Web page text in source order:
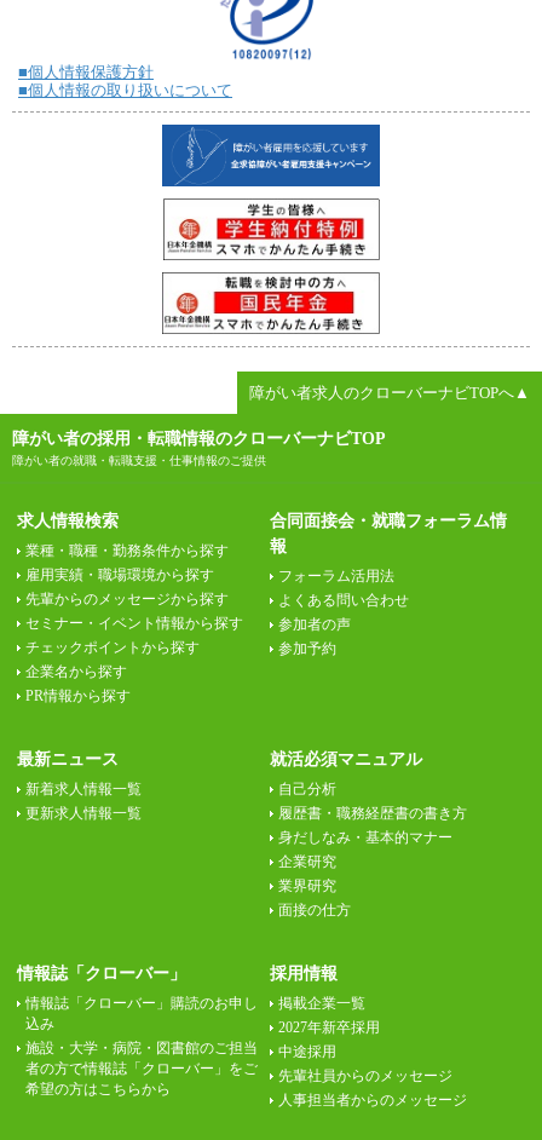
■個人情報保護方針
■個人情報の取り扱いについて
障がい者求人のクローバーナビTOPへ▲
障がい者の採用・転職情報のクローバーナビTOP
障がい者の就職・転職支援・仕事情報のご提供
求人情報検索
業種・職種・勤務条件から探す
雇用実績・職場環境から探す
先輩からのメッセージから探す
セミナー・イベント情報から探す
チェックポイントから探す
企業名から探す
PR情報から探す
合同面接会・就職フォーラム情
報
フォーラム活用法
よくある問い合わせ
参加者の声
参加予約
最新ニュース
新着求人情報一覧
更新求人情報一覧
就活必須マニュアル
自己分析
履歴書・職務経歴書の書き方
身だしなみ・基本的マナー
企業研究
業界研究
面接の仕方
情報誌「クローバー」
情報誌「クローバー」購読のお申し
込み
施設・大学・病院・図書館のご担当
者の方で情報誌「クローバー」をご
希望の方はこちらから
採用情報
掲載企業一覧
2027年新卒採用
中途採用
先輩社員からのメッセージ
人事担当者からのメッセージ